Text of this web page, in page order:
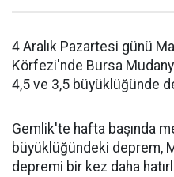
4 Aralık Pazartesi günü
Körfezi'nde Bursa
4,5 ve 3,5 büyüklüğünde
Gemlik'te hafta başında
büyüklüğündeki deprem,
depremi bir kez daha